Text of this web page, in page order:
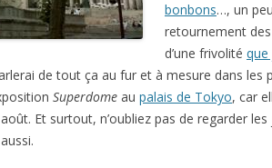
bonbons…, un
retournement
d’une frivolité que
de tout ça au fur et à mesure dans les
Superdome au palais de Tokyo, car
Et surtout, n’oubliez pas de regarder